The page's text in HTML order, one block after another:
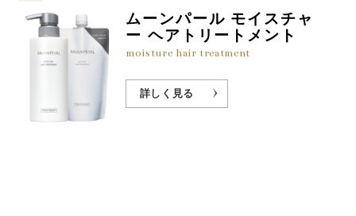
ムーンパール モイスチャ
ー ヘアトリートメント
moisture hair treatment
詳しく見る